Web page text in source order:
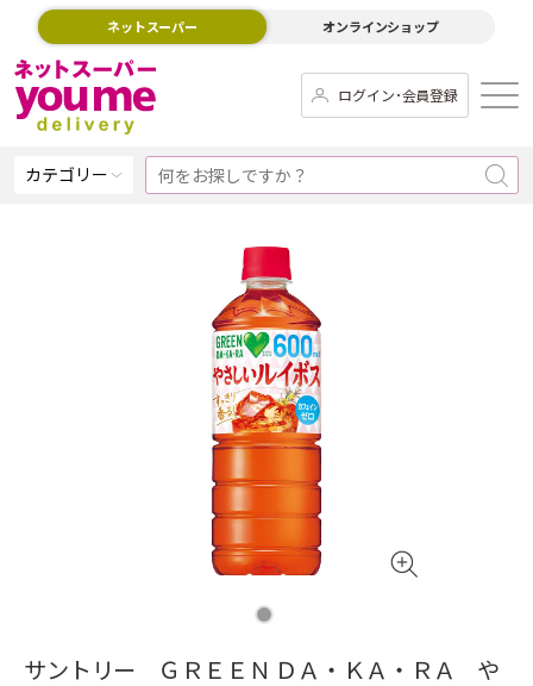
ネットスーパー オンラインショップ
ログイン･会員登録
カテゴリー
サントリー ＧＲＥＥＮ ＤＡ・ＫＡ・ＲＡ や